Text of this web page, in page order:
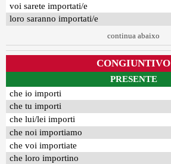
voi sarete importati/e
loro saranno importati/e
continua abaixo
CONGIUNTIVO
PRESENTE
che io importi
che tu importi
che lui/lei importi
che noi importiamo
che voi importiate
che loro importino